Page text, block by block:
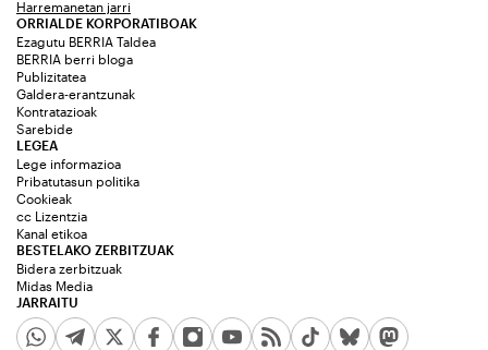
Harremanetan jarri
ORRIALDE KORPORATIBOAK
Ezagutu BERRIA Taldea
BERRIA berri bloga
Publizitatea
Galdera-erantzunak
Kontratazioak
Sarebide
JARRAITU
LEGEA
Lege informazioa
Pribatutasun politika
Cookieak
cc Lizentzia
Kanal etikoa
BESTELAKO ZERBITZUAK
Bidera zerbitzuak
Midas Media